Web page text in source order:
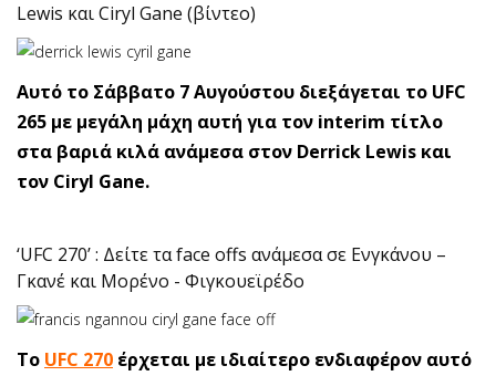
Lewis και Ciryl Gane (βίντεο)
Αυτό το Σάββατο 7 Αυγούστου διεξάγεται το UFC
265 με μεγάλη μάχη αυτή για τον interim τίτλο
στα βαριά κιλά ανάμεσα στον Derrick Lewis και
τον Ciryl Gane.
‘UFC 270’ : Δείτε τα face offs ανάμεσα σε Ενγκάνου –
Γκανέ και Μορένο - Φιγκουεϊρέδο
To UFC 270 έρχεται με ιδιαίτερο ενδιαφέρον αυτό